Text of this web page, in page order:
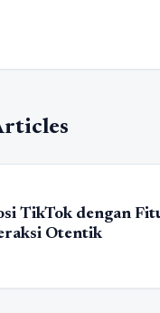
TikTok dengan
Otentik